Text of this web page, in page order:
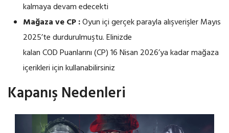
kalmaya devam edecekti
Mağaza ve CP :Oyun içi gerçek parayla alışverişler Mayıs
2025’te durdurulmuştu. Elinizde
kalan COD Puanlarını (CP) 16 Nisan 2026’ya kadar mağaza
içerikleri için kullanabilirsiniz
Kapanış Nedenleri